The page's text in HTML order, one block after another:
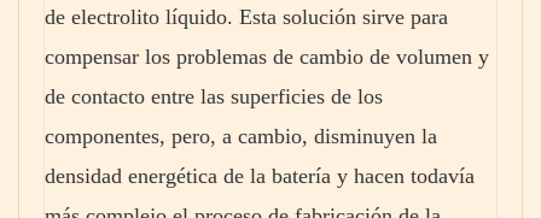
de electrolito líquido. Esta solución sirve para
compensar los problemas de cambio de volumen y
de contacto entre las superficies de los
componentes, pero, a cambio, disminuyen la
densidad energética de la batería y hacen todavía